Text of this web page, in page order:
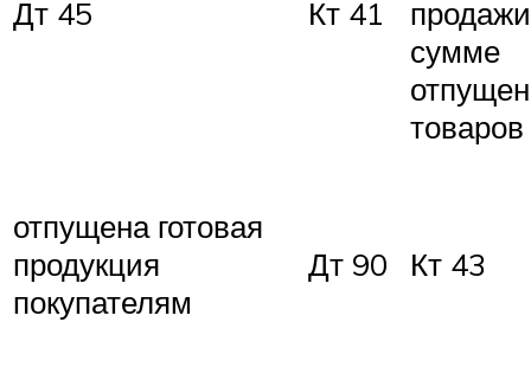
Дт 45 Кт 41
сумме
товаров
отпущена готовая
продукция
покупателям
Дт 90 Кт 43